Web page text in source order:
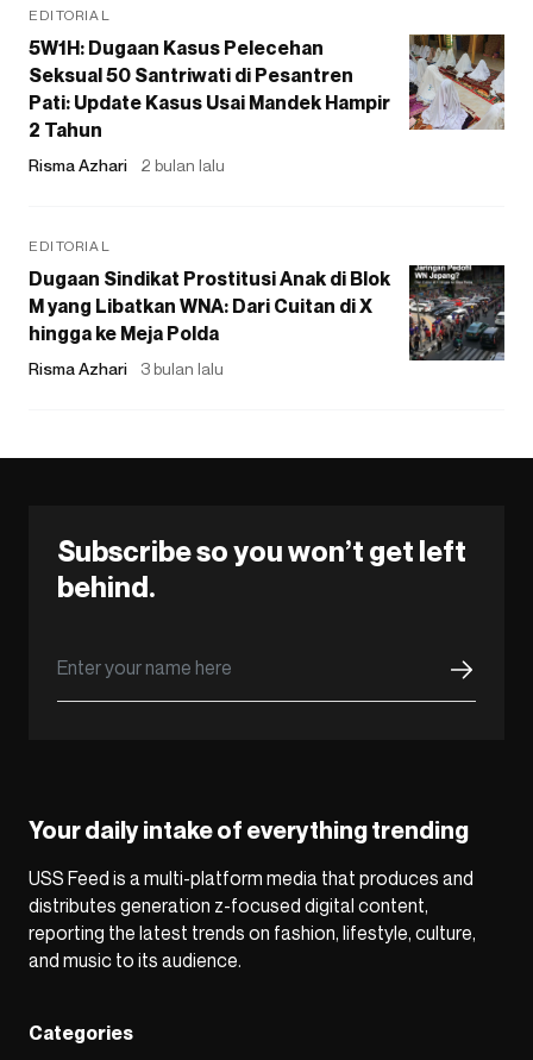
EDITORIAL
5W1H: Dugaan Kasus Pelecehan
Seksual 50 Santriwati di Pesantren
Pati: Update Kasus Usai Mandek Hampir
2 Tahun
Risma Azhari 2 bulan lalu
EDITORIAL
Dugaan Sindikat Prostitusi Anak di Blok
M yang Libatkan WNA: Dari Cuitan di X
hingga ke Meja Polda
Risma Azhari 3 bulan lalu
Subscribe so you won’t get left
behind.
Your daily intake of everything trending
USS Feed is a multi-platform media that produces and
distributes generation z-focused digital content,
reporting the latest trends on fashion, lifestyle, culture,
and music to its audience.
Categories